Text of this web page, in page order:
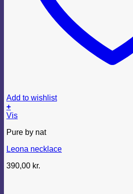
Add to wishlist
+
Vis
Pure by nat
Leona necklace
390,00 kr.